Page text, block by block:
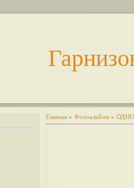
Главная » Фотоальбом »